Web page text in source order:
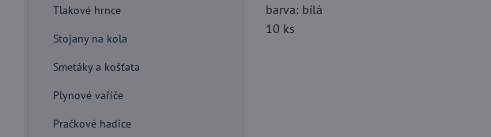
barva: bílá
10 ks
Tlakové hrnce
Stojany na kola
Smetáky a košťata
Plynové vařiče
Pračkové hadice